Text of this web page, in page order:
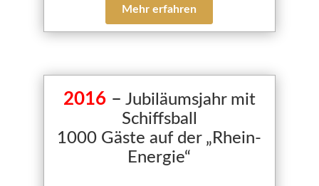
Mehr erfahren
2016 – Jubiläumsjahr mit
Schiffsball
1000 Gäste auf der „Rhein-
Energie“